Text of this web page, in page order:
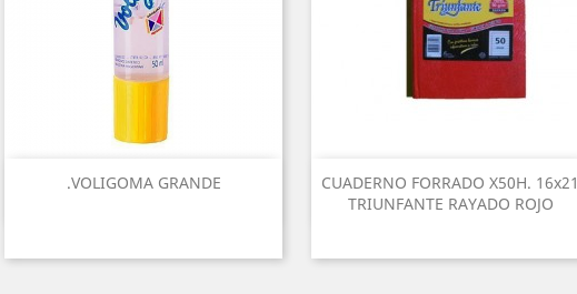
.VOLIGOMA GRANDE
CUADERNO FORRADO X50H. 16x21
TRIUNFANTE RAYADO ROJO